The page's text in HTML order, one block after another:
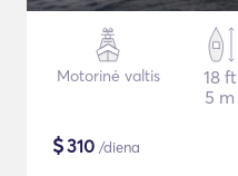
Motorinė valtis
18 ft
5 m
$310 /diena